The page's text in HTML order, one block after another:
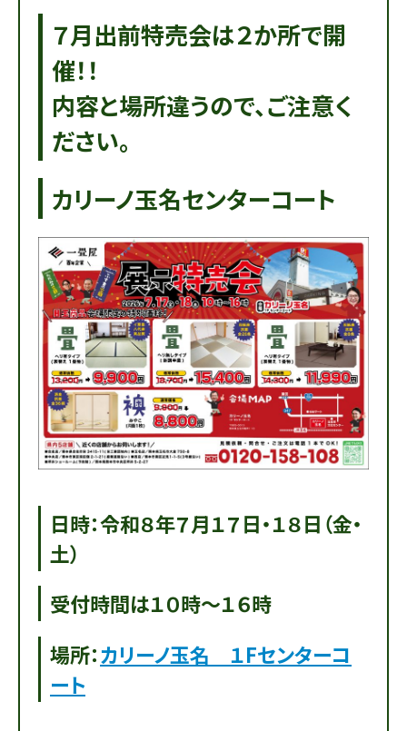
７月出前特売会は２か所で開
催！！
内容と場所違うので、ご注意く
ださい。
カリーノ玉名センターコート
日時：令和８年７月１７日・１８日（金・
土）
受付時間は１０時～１６時
場所：カリーノ玉名 １Fセンターコ
ート